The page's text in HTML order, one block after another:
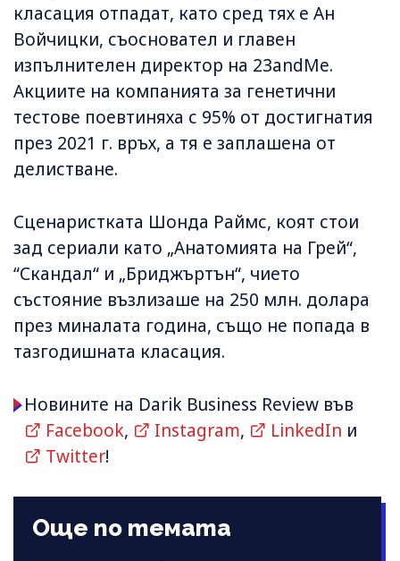
класация отпадат, като сред тях е Ан
Войчицки, съосновател и главен
изпълнителен директор на 23andMe.
Акциите на компанията за генетични
тестове поевтиняха с 95% от достигнатия
през 2021 г. връх, а тя е заплашена от
делистване.
Сценаристката Шонда Раймс, коят стои
зад сериали като „Анатомията на Грей“,
“Скандал“ и „Бриджъртън“, чието
състояние възлизаше на 250 млн. долара
през миналата година, също не попада в
тазгодишната класация.
Новините на Darik Business Review във
Facebook, Instagram, LinkedIn и
Twitter!
Още по темата